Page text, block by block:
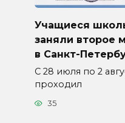
Учащиеся
заняли второе
в Санкт-
С 28 июля по 2
проходил
35